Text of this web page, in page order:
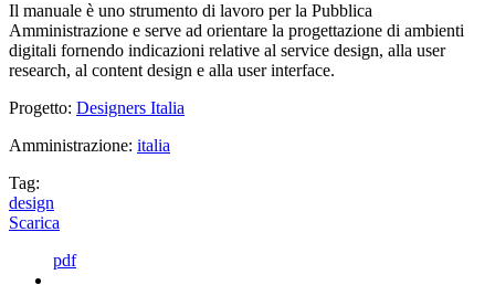
Il manuale è uno strumento di lavoro per la Pubblica
Amministrazione e serve ad orientare la progettazione di ambienti
digitali fornendo indicazioni relative al service design, alla user
research, al content design e alla user interface.
Progetto: Designers Italia
Amministrazione: italia
Tag:
design
Scarica
pdf